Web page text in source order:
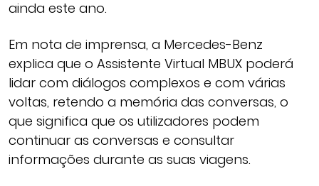
ainda este ano.
Em nota de imprensa, a Mercedes-Benz
explica que o Assistente Virtual MBUX poderá
lidar com diálogos complexos e com várias
voltas, retendo a memória das conversas, o
que significa que os utilizadores podem
continuar as conversas e consultar
informações durante as suas viagens.